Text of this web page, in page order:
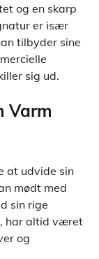
og en skarp
er især
tilbyder sine
sig ud.
Varm
at udvide sin
mødt med
sin rige
har altid været
og